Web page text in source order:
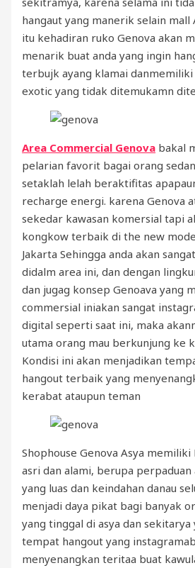
hangaut yang manerik selain mall
itu kehadiran ruko Genova akan
menarik buat anda yang ingin
terbujk ayang klamai danmemiliki
exotic yang tidak ditemukamn
Area Commercial Genova bakal
pelarian favorit bagai orang
setaklah lelah beraktifitas
recharge energi. karena Genova
sekedar kawasan komersial tapi
kongkow terbaik di the new
Jakarta Sehingga anda akan
didalm area ini, dan dengan
dan jugag konsep Genoava yang
commersial iniakan sangat
digital seperti saat ini, maka
utama orang mau berkunjung ke
Kondisi ini akan menjadikan
hangout terbaik yang
kerabat ataupun teman
Shophouse Genova Asya memiliki
asri dan alami, berupa perpaduan
yang luas dan keindahan danau
menjadi daya pikat bagi banyak
yang tinggal di asya dan
tempat hangout yang
menyenangkan teritaa buat